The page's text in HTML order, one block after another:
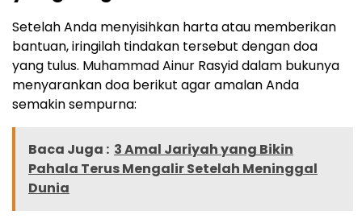
Setelah Anda menyisihkan harta atau memberikan
bantuan, iringilah tindakan tersebut dengan doa
yang tulus. Muhammad Ainur Rasyid dalam bukunya
menyarankan doa berikut agar amalan Anda
semakin sempurna:
Baca Juga : 3 Amal Jariyah yang Bikin
Pahala Terus Mengalir Setelah Meninggal
Dunia